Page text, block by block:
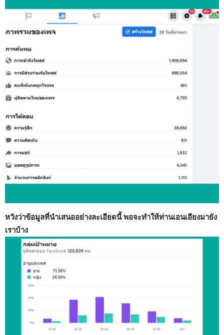
หวังว่าข้อมูลที่นำเสนออย่างละเอียดนี้ พอจะทำให้ท่านเอนเอียงมายัง
เราบ้าง